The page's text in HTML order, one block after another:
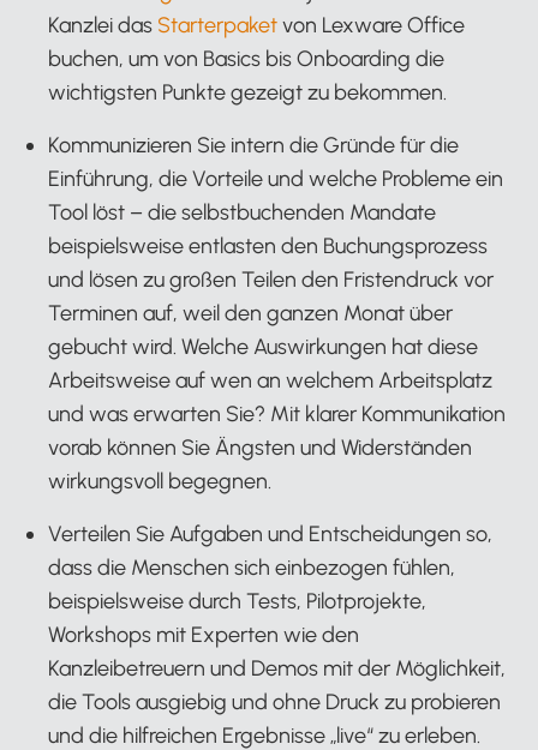
Kanzlei das Starterpaketvon Lexware Office
buchen, um von Basics bis Onboarding die
wichtigsten Punkte gezeigt zu bekommen.
Kommunizieren Sie intern die Gründe für die
Einführung, die Vorteile und welche Probleme ein
Tool löst – die selbstbuchenden Mandate
beispielsweise entlasten den Buchungsprozess
und lösen zu großen Teilen den Fristendruck vor
Terminen auf, weil den ganzen Monat über
gebucht wird. Welche Auswirkungen hat diese
Arbeitsweise auf wen an welchem Arbeitsplatz
und was erwarten Sie? Mit klarer Kommunikation
vorab können Sie Ängsten und Widerständen
wirkungsvoll begegnen.
Verteilen Sie Aufgaben und Entscheidungen so,
dass die Menschen sich einbezogen fühlen,
beispielsweise durch Tests, Pilotprojekte,
Workshops mit Experten wie den
Kanzleibetreuern und Demos mit der Möglichkeit,
die Tools ausgiebig und ohne Druck zu probieren
und die hilfreichen Ergebnisse „live“ zu erleben.